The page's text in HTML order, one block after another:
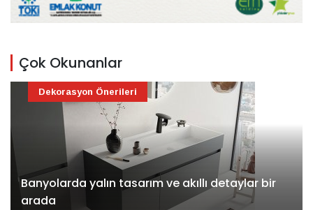
Çok Okunanlar
Banyolarda yalın tasarım ve akıllı detaylar bir
arada
Dekorasyon Önerileri